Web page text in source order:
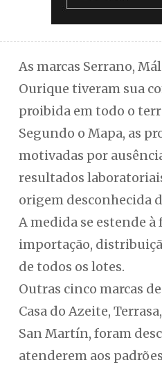
As marcas Serrano,
Ourique tiveram sua
proibida em todo o
Segundo o Mapa, as
motivadas por
resultados
origem desconhecida
A medida se estende à
importação,
de todos os lotes.
Outras cinco marcas
Casa do Azeite,
San Martín, foram
atenderem aos